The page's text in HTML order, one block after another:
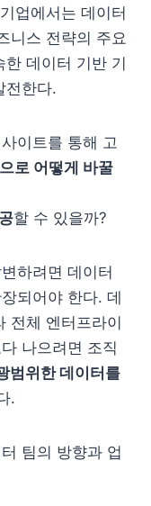
업에서는 데이터
니스 전략의 주요
데이터 기반 기
전한다.
이트를 통해 고
로 어떻게 바꿀
할 수 있을까?
하려면 데이터
되어야 한다. 데
전체 엔터프라이
나으려면 조직
범위한 데이터를
.
팀의 방향과 업